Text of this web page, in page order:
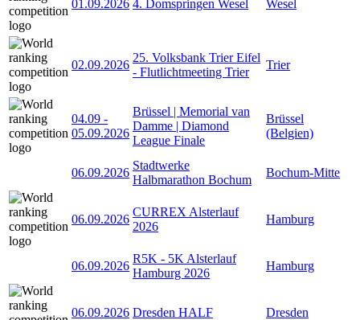
01.09.2026 4. Domspringen Wesel Wesel
02.09.2026
25. Volksbank Trier Eifel
- Flutlichtmeeting Trier
Trier
04.09 -
05.09.2026
Brüssel | Memorial van
Damme | Diamond
League Finale
Brüssel
(Belgien)
06.09.2026
Stadtwerke
Halbmarathon Bochum
Bochum-Mitte
06.09.2026
CURREX Alsterlauf
2026
Hamburg
06.09.2026
R5K - 5K Alsterlauf
Hamburg 2026
Hamburg
06.09.2026 Dresden HALF Dresden